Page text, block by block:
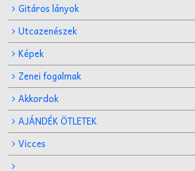
Gitáros lányok
Utcazenészek
Képek
Zenei fogalmak
Akkordok
AJÁNDÉK ÖTLETEK
Vicces